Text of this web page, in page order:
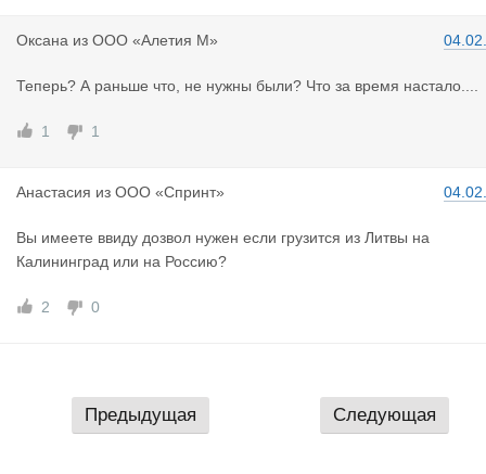
Оксана из ООО «Алетия М»
Теперь? А раньше что, не нужны были? Что за время настало....
1 1
Анастасия из ООО «Спринт»
Вы имеете ввиду дозвол нужен если грузится из Литвы на
Калининград или на Россию?
2 0
Предыдущая Следующая